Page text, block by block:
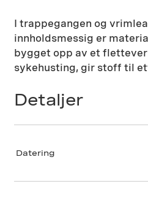
I trappegangen og
innholdsmessig er
bygget opp av et
sykehusting, gir stoff til
Detaljer
Datering